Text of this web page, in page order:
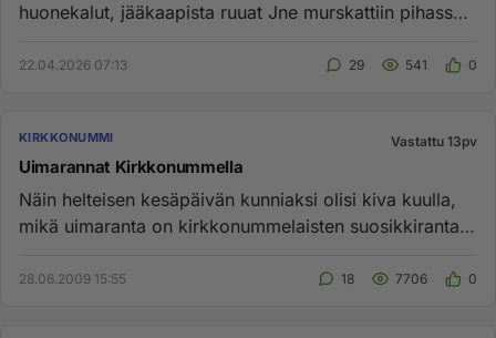
huonekalut, jääkaapista ruuat Jne murskattiin pihassa
22.04.2026 07:13 29 541 0
KIRKKONUMMI Vastattu 13pv
Uimarannat Kirkkonummella
Näin helteisen kesäpäivän kunniaksi olisi kiva kuulla,
mikä uimaranta on kirkkonummelaisten suosikkiranta
28.06.2009 15:55 18 7706 0